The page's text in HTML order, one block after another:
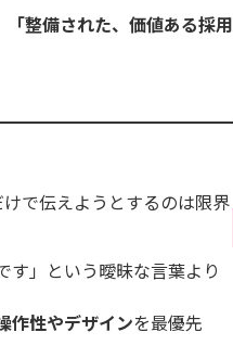
「整備された、価値ある採用
で伝えようとするのは限界
す」という曖昧な言葉より
作性やデザインを最優先